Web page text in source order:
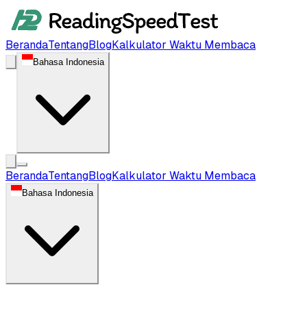
BerandaTentangBlogKalkulator Waktu Membaca
Bahasa Indonesia
BerandaTentangBlogKalkulator Waktu Membaca
Bahasa Indonesia